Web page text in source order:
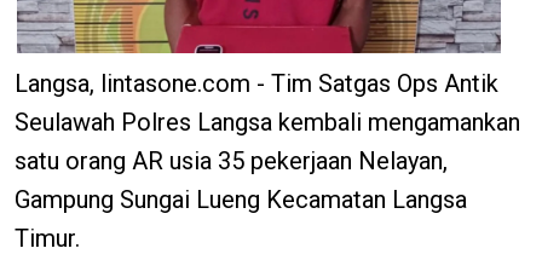
Langsa, lintasone.com - Tim Satgas Ops Antik
Seulawah Polres Langsa kembali mengamankan
satu orang AR usia 35 pekerjaan Nelayan,
Gampung Sungai Lueng Kecamatan Langsa
Timur.